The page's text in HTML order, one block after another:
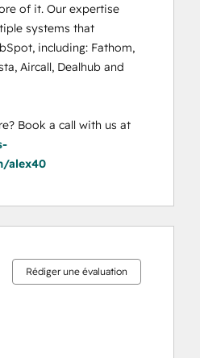
of it. Our expertise
systems that
including: Fathom,
Aircall, Dealhub and
alex40
Rédiger une évaluation